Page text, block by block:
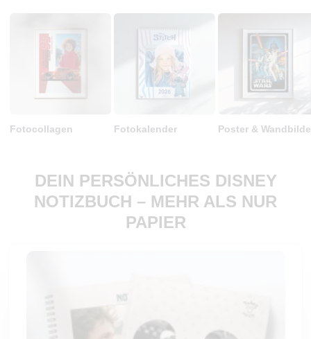
Fotocollagen Fotokalender Poster &
DEIN PERSÖNLICHES DISNEY
NOTIZBUCH – MEHR ALS NUR
PAPIER